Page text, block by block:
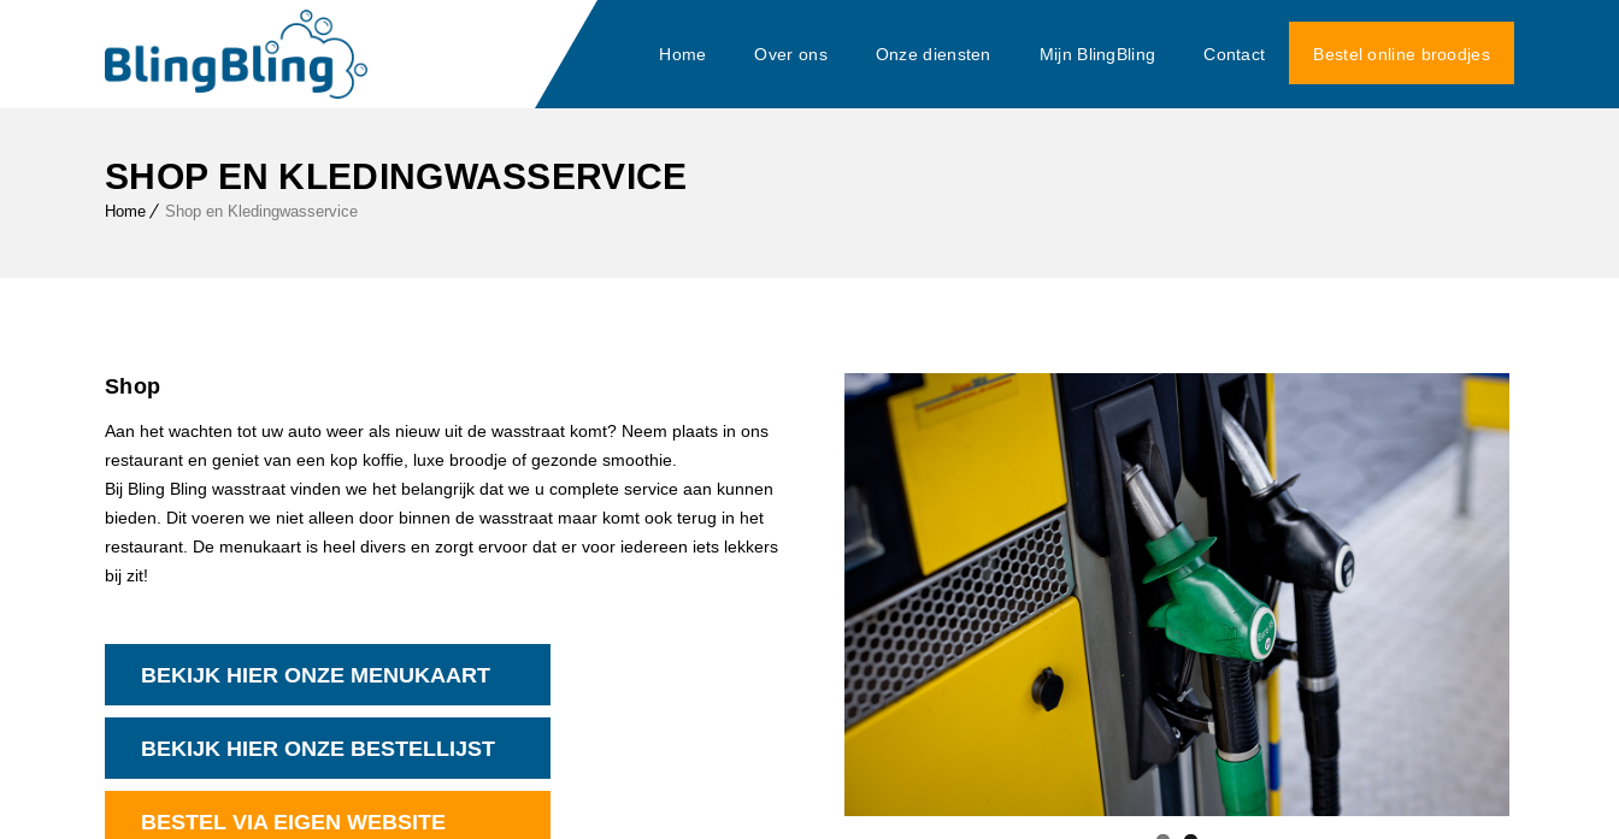
Home Over ons Onze diensten Mijn BlingBling Contact Bestel online broodjes
SHOP EN KLEDINGWASSERVICE
Home Shop en Kledingwasservice
Shop
Aan het wachten tot uw auto weer als nieuw uit de wasstraat komt? Neem plaats in ons
restaurant en geniet van een kop koffie, luxe broodje of gezonde smoothie.
Bij Bling Bling wasstraat vinden we het belangrijk dat we u complete service aan kunnen
bieden. Dit voeren we niet alleen door binnen de wasstraat maar komt ook terug in het
restaurant. De menukaart is heel divers en zorgt ervoor dat er voor iedereen iets lekkers
bij zit!
BEKIJK HIER ONZE MENUKAART
BEKIJK HIER ONZE BESTELLIJST
BESTEL VIA EIGEN WEBSITE